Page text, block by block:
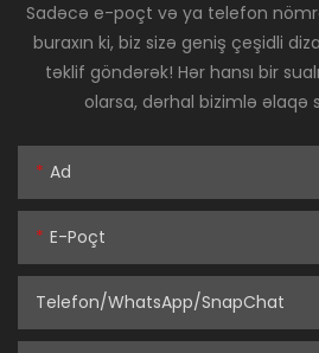
Sadəcə e-poçt və ya telefon
buraxın ki, biz sizə geniş çeşidli
təklif göndərək! Hər hansı bir
olarsa, dərhal bizimlə əlaqə
Ad
E-Poçt
Telefon/WhatsApp/SnapChat